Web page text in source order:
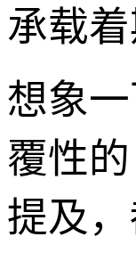
承载
想象
覆性
提及